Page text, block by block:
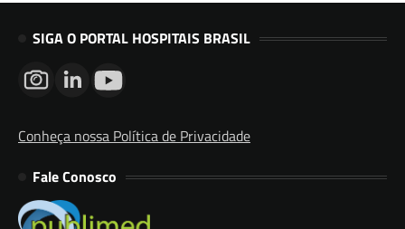
SIGA O PORTAL HOSPITAIS BRASIL
Conheça nossa Política de Privacidade
Fale Conosco